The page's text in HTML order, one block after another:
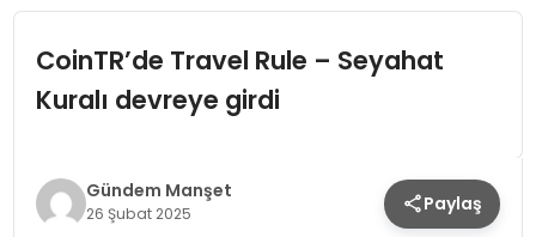
EKONOMI
TEKNOLOJI
CoinTR’de Travel Rule – Seyahat
Kuralı devreye girdi
Gündem Manşet
26 Şubat 2025 Paylaş